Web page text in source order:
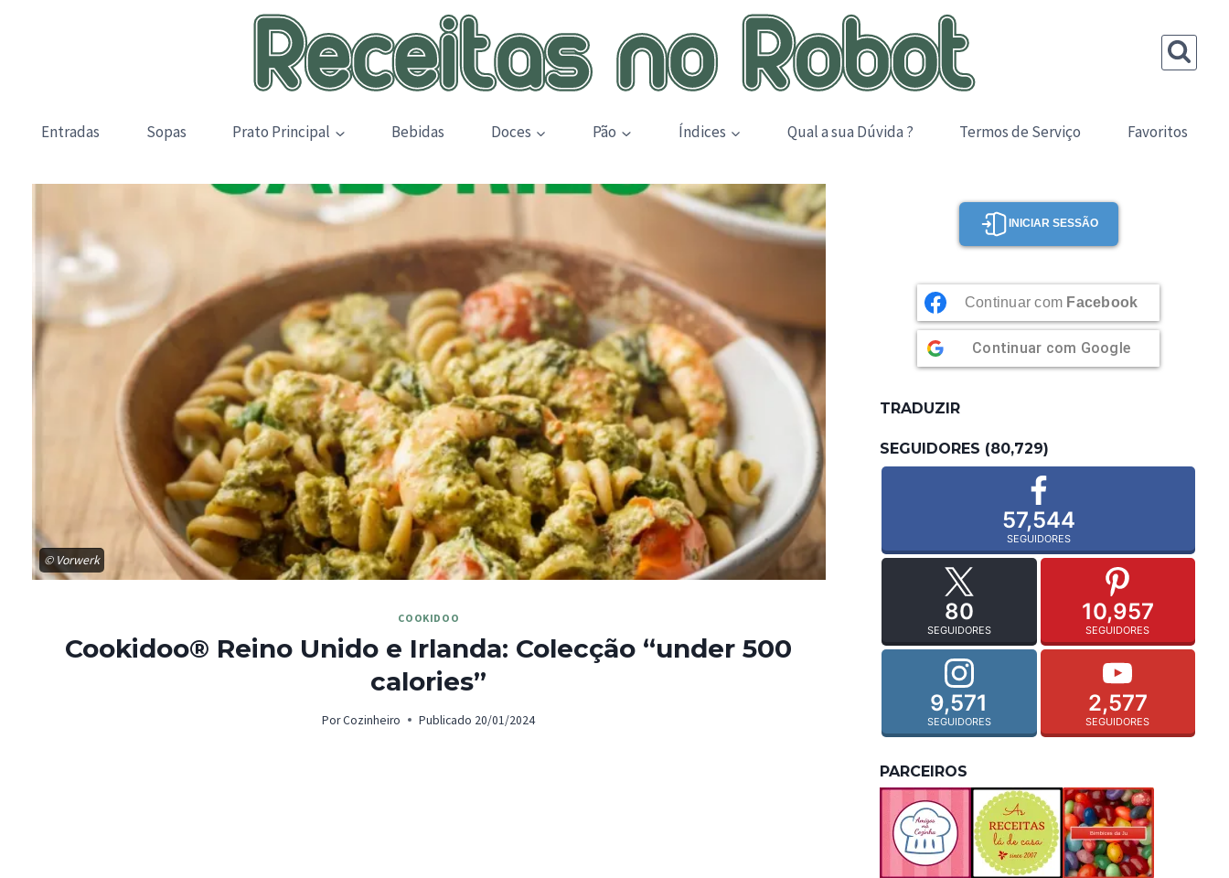
Entradas Sopas Prato Principal Bebidas Doces Pão Índices Qual a sua Dúvida ? Termos de Serviço Favoritos
© Vorwerk
COOKIDOO
Cookidoo® Reino Unido e Irlanda: Colecção “under 500
calories”
PorCozinheiro Publicado 20/01/2024
INICIAR SESSÃO
Continuar com Facebook
Continuar com Google
TRADUZIR
SEGUIDORES (80,729)
57,544
SEGUIDORES
80
SEGUIDORES
10,957
SEGUIDORES
9,571
SEGUIDORES
2,577
SEGUIDORES
PARCEIROS